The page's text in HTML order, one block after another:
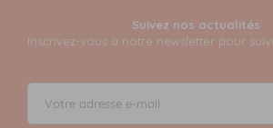
Suivez nos actualités
Inscrivez-vous à notre newsletter pour